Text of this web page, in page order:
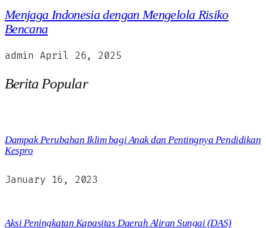
Menjaga Indonesia dengan Mengelola Risiko
Bencana
admin April 26, 2025
Berita Popular
Dampak Perubahan Iklim bagi Anak dan Pentingnya Pendidikan
Kespro
January 16, 2023
Aksi Peningkatan Kapasitas Daerah Aliran Sungai (DAS)